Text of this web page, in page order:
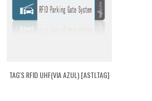
TAG'S RFID UHF(VIA AZUL) [ASTLTAG]